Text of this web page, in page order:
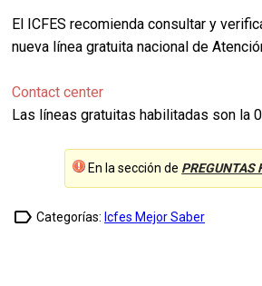
El ICFES recomienda consultar y
nueva línea gratuita nacional de
Contact center
Las líneas gratuitas habilitadas son la
En la sección de PREGUNTAS
label_outline Categorías: Icfes Mejor Saber